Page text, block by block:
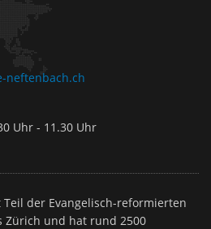
neftenbach.ch
Uhr - 11.30 Uhr
der Evangelisch-reformierten
Zürich und hat rund 2500